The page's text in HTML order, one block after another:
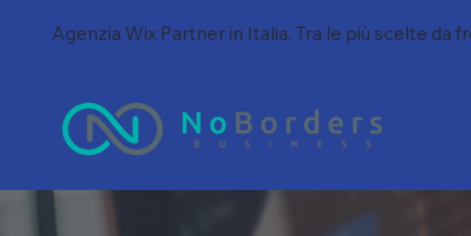
Agenzia Wix Partner in Italia. Tra le più scelte da